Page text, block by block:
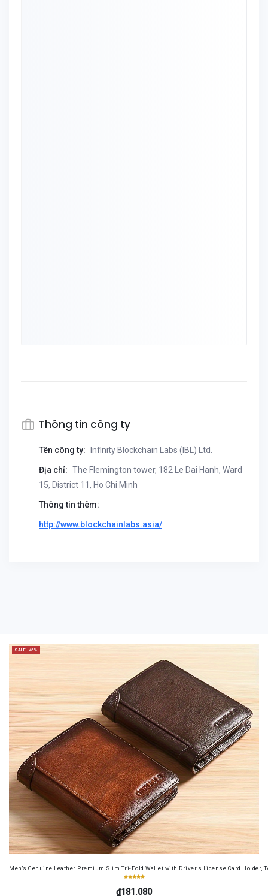
Thông tin công ty
Tên công ty: Infinity Blockchain Labs (IBL) Ltd.
Địa chỉ: The Flemington tower, 182 Le Dai Hanh, Ward
15, District 11, Ho Chi Minh
Thông tin thêm:
http://www.blockchainlabs.asia/
SALE -45%
Men's Genuine Leather Premium Slim Tri-Fold Wallet with Driver's License Card Holder,
₫181.080